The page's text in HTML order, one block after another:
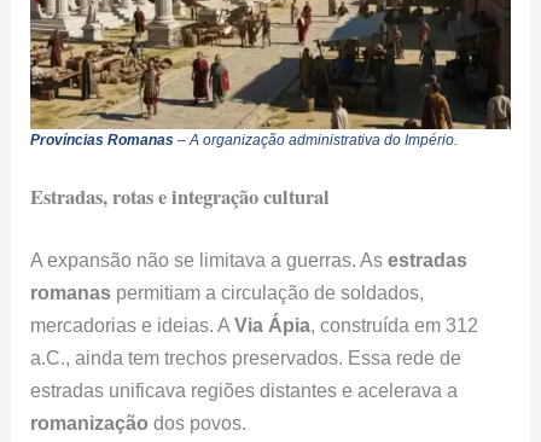
Províncias Romanas – A organização administrativa do Império.
Estradas, rotas e integração cultural
A expansão não se limitava a guerras. Asestradas
romanas permitiam a circulação de soldados,
mercadorias e ideias. AVia Ápia, construída em 312
a.C., ainda tem trechos preservados. Essa rede de
estradas unificava regiões distantes e acelerava a
romanizaçãodos povos.